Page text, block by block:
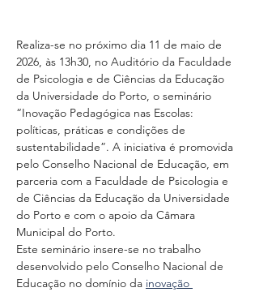
Realiza-se no próximo dia 11 de maio de
2026, às 13h30, no Auditório da Faculdade
de Psicologia e de Ciências da Educação
da Universidade do Porto, o seminário
“Inovação Pedagógica nas Escolas:
políticas, práticas e condições de
sustentabilidade”. A iniciativa é promovida
pelo Conselho Nacional de Educação, em
parceria com a Faculdade de Psicologia e
de Ciências da Educação da Universidade
do Porto e com o apoio da Câmara
Municipal do Porto.
Este seminário insere-se no trabalho
desenvolvido pelo Conselho Nacional de
Educação no domínio da inovação